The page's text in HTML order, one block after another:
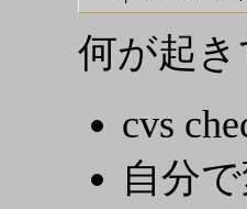
何が起
cvs
自分